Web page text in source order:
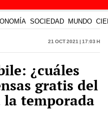
SOCIEDAD MUNDO
21 Oct 2021 | 17:03 h
¿cuáles
gratis del
la temporada